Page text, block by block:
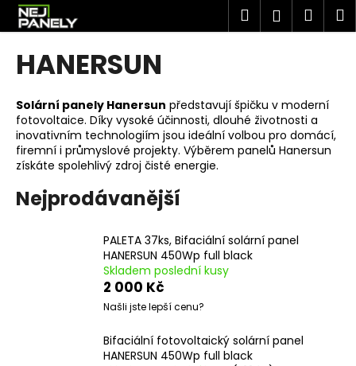
Přejít
obsah
Hledat
HANERSUN
Solární panely Hanersun představují špičku v moderní
fotovoltaice. Díky vysoké účinnosti, dlouhé životnosti a
inovativním technologiím jsou ideální volbou pro domácí,
firemní i průmyslové projekty. Výběrem panelů Hanersun
získáte spolehlivý zdroj čisté energie.
Nejprodávanější
PALETA 37ks, Bifaciální solární panel
HANERSUN 450Wp full black
Skladem poslední kusy
2 000 Kč
Našli jste lepší cenu?
Bifaciální fotovoltaický solární panel
HANERSUN 450Wp full black
o
o
p
o
t
ř
e